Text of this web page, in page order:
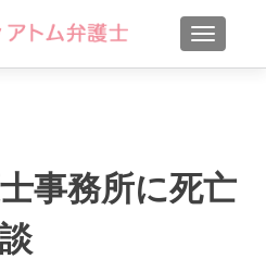
事務所に死亡